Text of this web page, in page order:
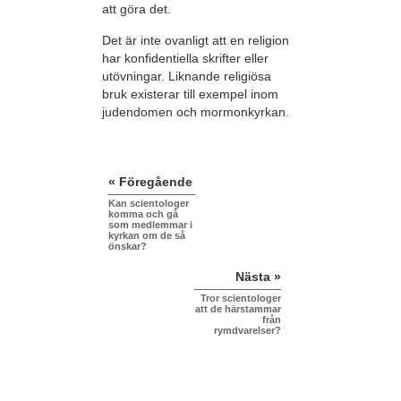
att göra det.
Det är inte ovanligt att en religion
har konfidentiella skrifter eller
utövningar. Liknande religiösa
bruk existerar till exempel inom
judendomen och mormonkyrkan.
« Föregående
Kan scientologer
komma och gå
som medlemmar i
kyrkan om de så
önskar?
Nästa »
Tror scientologer
att de härstammar
från
rymdvarelser?